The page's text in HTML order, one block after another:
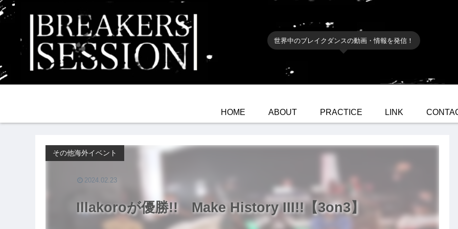
世界中のブレイクダンスの動画・情報を発信！
HOME ABOUT PRACTICE LINK
Illakoroが優勝!! Make History III!!【3on3】
その他海外イベント
2024.02.23